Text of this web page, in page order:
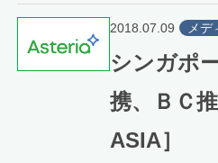
2018.07.09 メデ
シンガポ
携、ＢＣ
ASIA］